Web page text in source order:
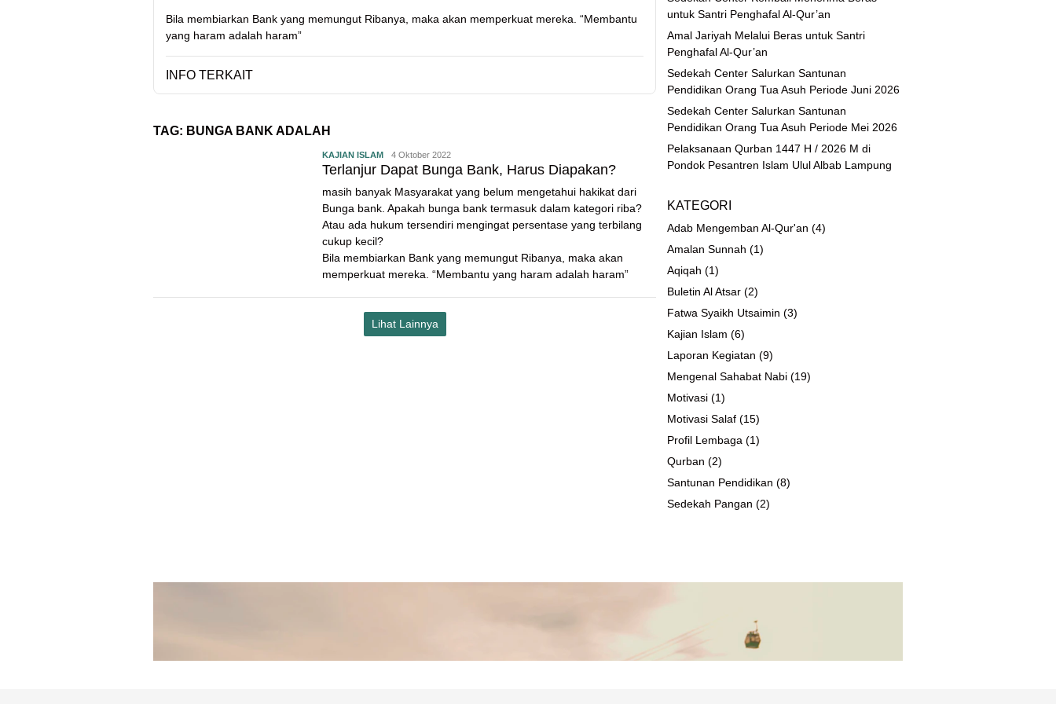
Bila membiarkan Bank yang memungut Ribanya, maka akan memperkuat mereka. “Membantu
yang haram adalah haram”
INFO TERKAIT
TAG: BUNGA BANK ADALAH
KAJIAN ISLAM 4 Oktober 2022
Terlanjur Dapat Bunga Bank, Harus Diapakan?
masih banyak Masyarakat yang belum mengetahui hakikat dari
Bunga bank. Apakah bunga bank termasuk dalam kategori riba?
Atau ada hukum tersendiri mengingat persentase yang terbilang
cukup kecil?
Bila membiarkan Bank yang memungut Ribanya, maka akan
memperkuat mereka. “Membantu yang haram adalah haram”
Lihat Lainnya
untuk Santri Penghafal Al-Qur’an
Amal Jariyah Melalui Beras untuk Santri
Penghafal Al-Qur’an
Sedekah Center Salurkan Santunan
Pendidikan Orang Tua Asuh Periode Juni 2026
Sedekah Center Salurkan Santunan
Pendidikan Orang Tua Asuh Periode Mei 2026
Pelaksanaan Qurban 1447 H / 2026 M di
Pondok Pesantren Islam Ulul Albab Lampung
KATEGORI
Adab Mengemban Al-Qur'an (4)
Amalan Sunnah (1)
Aqiqah (1)
Buletin Al Atsar (2)
Fatwa Syaikh Utsaimin (3)
Kajian Islam (6)
Laporan Kegiatan (9)
Mengenal Sahabat Nabi (19)
Motivasi (1)
Motivasi Salaf (15)
Profil Lembaga (1)
Qurban (2)
Santunan Pendidikan (8)
Sedekah Pangan (2)